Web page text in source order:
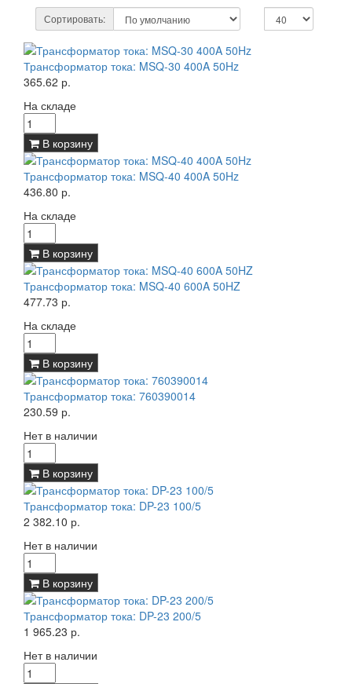
Сортировать:
Трансформатор тока: MSQ-30 400A 50Hz
365.62 р.
На складе
В корзину
Трансформатор тока: MSQ-40 400A 50Hz
436.80 р.
На складе
В корзину
Трансформатор тока: MSQ-40 600A 50HZ
477.73 р.
На складе
В корзину
Трансформатор тока: 760390014
230.59 р.
Нет в наличии
В корзину
Трансформатор тока: DP-23 100/5
2 382.10 р.
Нет в наличии
В корзину
Трансформатор тока: DP-23 200/5
1 965.23 р.
Нет в наличии